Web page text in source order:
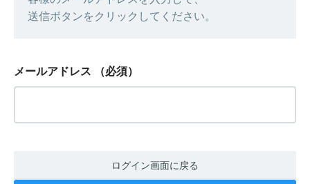
送信ボタンをクリックしてください。
メールアドレス （必須）
ログイン画面に戻る